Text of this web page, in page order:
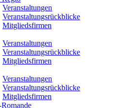
Veranstaltungen
Veranstaltungsrückblicke
Mitgliedsfirmen
Veranstaltungen
Veranstaltungsrückblicke
Mitgliedsfirmen
Veranstaltungen
Veranstaltungsrückblicke
Mitgliedsfirmen